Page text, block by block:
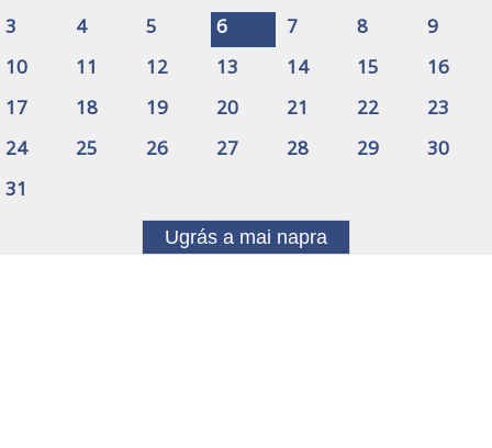
3
4 5 6 7 8
9
10
11 12 13 14 15
16
17
18 19 20 21 22
23
24
25 26 27 28 29
30
31
Ugrás a mai napra